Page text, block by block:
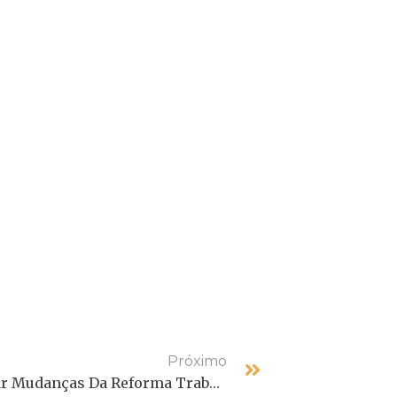
Próximo
Empresas Mostram Receio Em Adotar Mudanças Da Reforma Trabalhista